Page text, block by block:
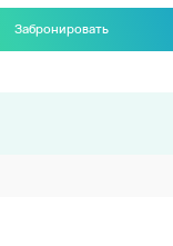
Забронировать